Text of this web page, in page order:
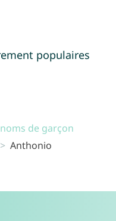
populaires
de garçon
Anthonio